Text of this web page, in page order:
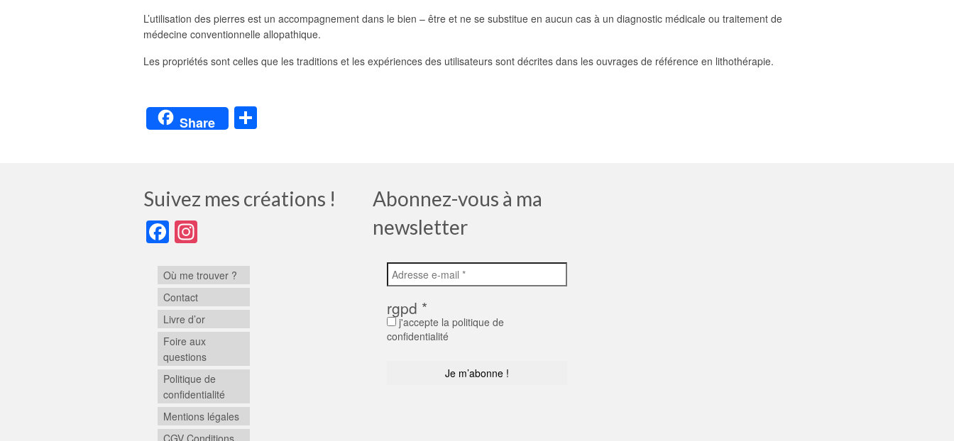
L’utilisation des pierres est un accompagnement dans le bien – être et ne se substitue en aucun cas à un diagnostic médicale ou traitement de
médecine conventionnelle allopathique.
Les propriétés sont celles que les traditions et les expériences des utilisateurs sont décrites dans les ouvrages de référence en lithothérapie.
Share
Suivez mes créations !
Facebook
Où me trouver ?
Contact
Livre d’or
Foire aux
questions
Politique de
confidentialité
Mentions légales
CGV Conditions
Abonnez-vous à ma
newsletter
rgpd *
j'accepte la politique de
confidentialité